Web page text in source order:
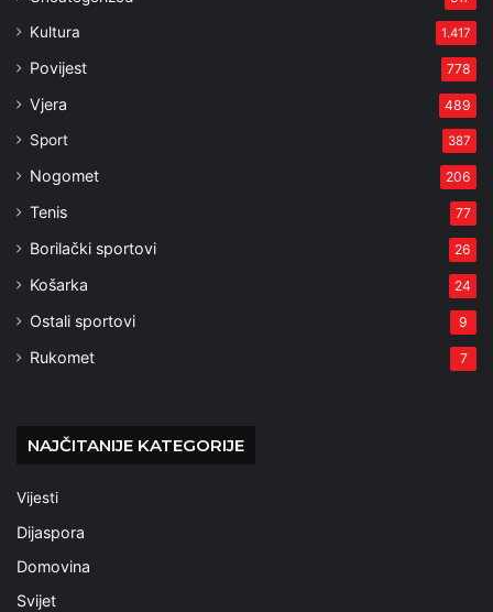
Kultura 1.417
Povijest 778
Vjera 489
Sport 387
Nogomet 206
Tenis 77
Borilački sportovi 26
Košarka 24
Ostali sportovi 9
Rukomet 7
NAJČITANIJE KATEGORIJE
Vijesti
Dijaspora
Domovina
Svijet